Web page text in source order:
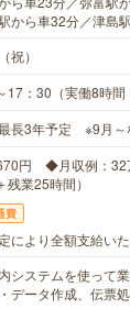
から車32分／津島
祝）
17：30（実働8時
長3年予定 ※9月～
円 ◆月収例：32
残業25時間）
費
により全額支給い
システムを使って
データ作成、伝票